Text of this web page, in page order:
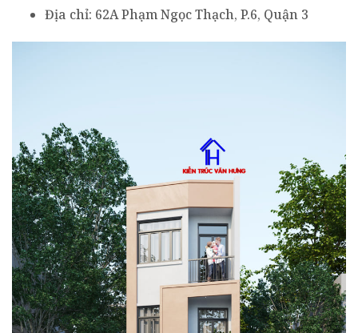
Địa chỉ: 62A Phạm Ngọc Thạch, P.6, Quận 3